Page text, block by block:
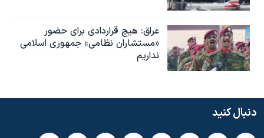
عراق: هیچ قراردادی برای حضور
«مستشاران نظامی» جمهوری اسلامی
نداریم
دنبال کنید